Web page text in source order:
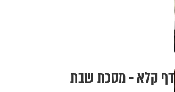
דף קלא - מסכת שבת